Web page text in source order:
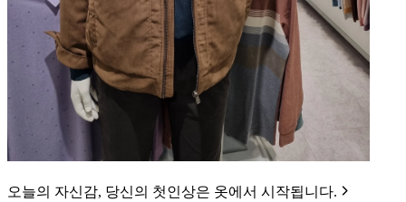
오늘의 자신감, 당신의 첫인상은 옷에서 시작됩니다.